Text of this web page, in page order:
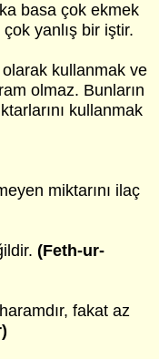
basa çok ekmek
yanlış bir iştir.
kullanmak ve
olmaz. Bunların
kullanmak
miktarını ilaç
(Feth-ur-
fakat az